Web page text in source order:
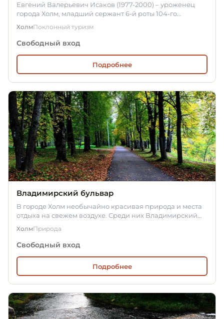
Евгений Валерьевич Исаков (1977-2000) – уроженец
города Холм, младший сержант 6-й роты 104-го
ХолмПоклонный туризм
Свободный вход
Подробнее
Владимирский бульвар
В городе Холм необычайно красивая природа и места
отдыха на свежем воздухе. Среди них Владимирский
ХолмПрирода
Свободный вход
Подробнее